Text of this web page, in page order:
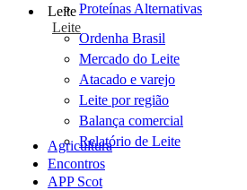
Proteínas Alternativas
Leite
Leite
Ordenha Brasil
Mercado do Leite
Atacado e varejo
Leite por região
Balança comercial
Relatório de Leite
Agricultura
Encontros
APP Scot